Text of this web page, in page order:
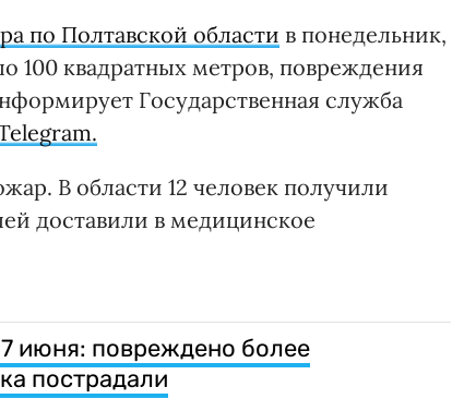
по Полтавской области в понедельник,
100 квадратных метров, повреждения
Государственная служба
В области 12 человек получили
доставили в медицинское
июня: повреждено более
пострадали